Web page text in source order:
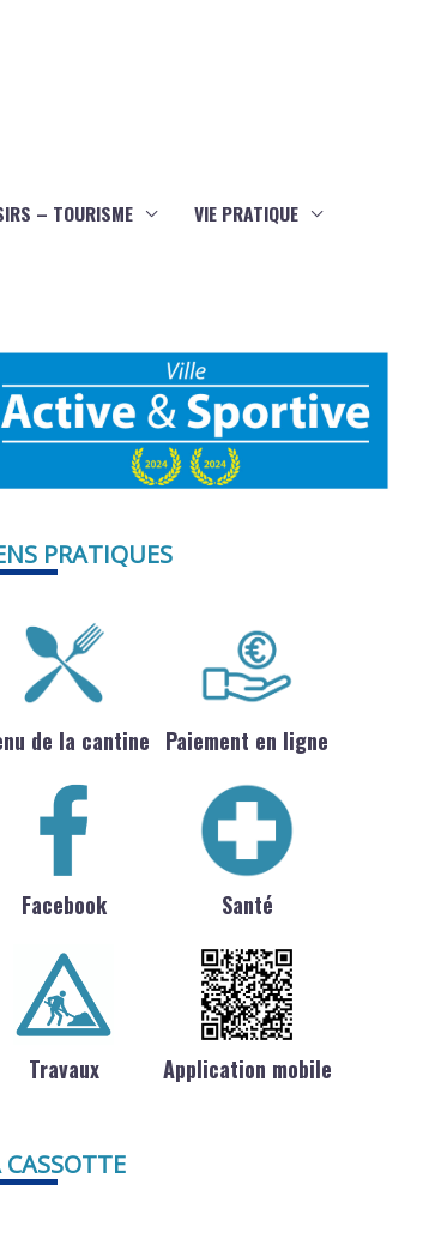
– TOURISME VIE PRATIQUE
PRATIQUES
de la cantine Paiement en ligne
Facebook Santé
Travaux Application mobile
CASSOTTE